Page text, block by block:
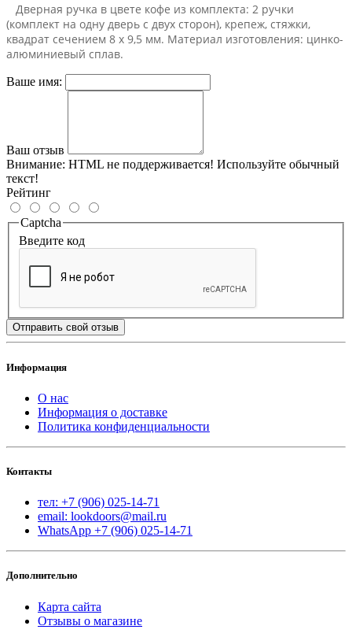
Дверная ручка в цвете кофе из комплекта: 2 ручки
(комплект на одну дверь с двух сторон), крепеж, стяжки,
квадрат сечением 8 х 9,5 мм. Материал изготовления: цинко-
алюминиевый сплав.
Ваше имя:
Ваш отзыв
Внимание: HTML не поддерживается! Используйте обычный
текст!
Рейтинг
Captcha
Введите код
Отправить свой отзыв
Информация
О нас
Информация о доставке
Политика конфиденциальности
Контакты
тел: +7 (906) 025-14-71
email: lookdoors@mail.ru
WhatsApp +7 (906) 025-14-71
Дополнительно
Карта сайта
Отзывы о магазине